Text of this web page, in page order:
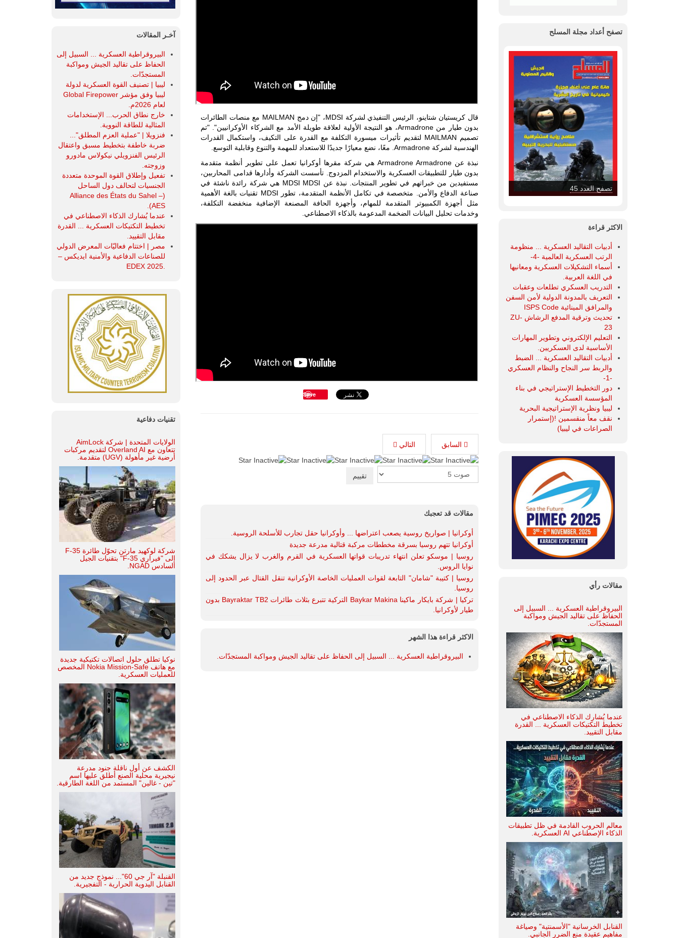
قال كريستيان شتاينو، الرئيس التنفيذي لشركة MDSI، "إن دمج MAILMAN مع منصات الطائرات
بدون طيار من Armadrone، هو النتيجة الأولية لعلاقة طويلة الأمد مع الشركاء الأوكرانيين". "تم
تصميم MAILMAN لتقديم تأثيرات ميسورة التكلفة مع القدرة على التكيف، واستكمال القدرات
الهندسية لشركة Armadrone. معًا، نضع معيارًا جديدًا للاستعداد للمهمة والتنوع وقابلية التوسع.
نبذة عن Armadrone Armadrone هي شركة مقرها أوكرانيا تعمل على تطوير أنظمة متقدمة
بدون طيار للتطبيقات العسكرية والاستخدام المزدوج. تأسست الشركة وأدارها قدامى المحاربين،
مستفيدين من خبراتهم في تطوير المنتجات. نبذة عن MDSI MDSI هي شركة رائدة ناشئة في
صناعة الدفاع والأمن. متخصصة في تكامل الأنظمة المتقدمة، تطور MDSI تقنيات بالغة الأهمية
مثل أجهزة الكمبيوتر المتقدمة للمهام، وأجهزة الحافة المصنعة الإضافية منخفضة التكلفة،
وخدمات تحليل البيانات الضخمة المدعومة بالذكاء الاصطناعي.
Save
السابق التالي
Rate
مقالات قد تعجبك
أوكرانيا | صواريخ روسية يصعب اعتراضها ... وأوكرانيا حقل تجارب للأسلحة الروسية.
أوكرانيا تتهم روسيا بسرقة مخططات مركبة قتالية مدرعة جديدة
روسيا | موسكو تعلن انتهاء تدريبات قواتها العسكرية في القرم والغرب لا يزال يشكك في
نوايا الروس.
روسيا | كتيبة "شامان" التابعة لقوات العمليات الخاصة الأوكرانية تنقل القتال عبر الحدود إلى
روسيا.
تركيا | شركة بايكار ماكينا Baykar Makina التركية تتبرع بثلاث طائرات Bayraktar TB2 بدون
طيار لأوكرانيا.
الاكثر قراءة هذا الشهر
البيروقراطية العسكرية ... السبيل إلى الحفاظ على تقاليد الجيش ومواكبة المستجدّات.
تصفح أعداد مجلة المسلح
تصفح العدد 45
الاكثر قراءة
أدبيات التقاليد العسكرية ... منظومة
الرتب العسكرية العالمية -4-
أسماء التشكيلات العسكرية ومعانيها
في اللغة العربية.
التدريب العسكري تطلعات وعقبات
التعريف بالمدونة الدولية لأمن السفن
والمرافق المينائية ISPS Code
تحديث وترقية المدفع الرشاش ZU-
23
التعليم الإلكتروني وتطوير المهارات
الأساسية لدى العسكريين.
أدبيات التقاليد العسكرية ... الضبط
والربط سر النجاح والنظام العسكري
-1-
دور التخطيط الإستراتيجي في بناء
المؤسسة العسكرية
ليبيا ونظرية الإستراتيجية البحرية
نقف معاً منقسمين !(إستمرار
الصراعات في ليبيا)
مقالات رأي
البيروقراطية العسكرية ... السبيل إلى
الحفاظ على تقاليد الجيش ومواكبة
المستجدّات.
عندما يُشارك الذكاء الاصطناعي في
تخطيط التكتيكات العسكرية ... القدرة
مقابل التقييد.
معالم الحروب القادمة في ظل تطبيقات
الذكاء الإصطناعي AI العسكرية.
القنابل الخرسانية "الأسمنتية" وصياغة
مفاهيم عقيدة منع الضرر الجانبي.
آخـر المقالات
البيروقراطية العسكرية ... السبيل إلى
الحفاظ على تقاليد الجيش ومواكبة
المستجدّات.
ليبيا | تصنيف القوة العسكرية لدولة
ليبيا وفق مؤشر Global Firepower
لعام 2026م.
خارج نطاق الحرب... الإستخدامات
المثالية للطاقة النووية.
فنزويلا | "عملية العزم المطلق"...
ضربة خاطفة بتخطيط مسبق واعتقال
الرئيس الفنزويلي نيكولاس مادورو
وزوجته.
تفعيل وإطلاق القوة الموحدة متعددة
الجنسيات لتحالف دول الساحل
(Alliance des États du Sahel –
AES).
عندما يُشارك الذكاء الاصطناعي في
تخطيط التكتيكات العسكرية ... القدرة
مقابل التقييد.
مصر | اختتام فعاليّات المعرض الدولي
للصناعات الدفاعية والأمنية ايديكس ‒
تقنيات دفاعية
الولايات المتحدة | شركة AimLock
تتعاون مع Overland AI لتقديم مركبات
أرضية غير مأهولة (UGV) متقدمة.
شركة لوكهيد مارتن تحوّل طائرة F-35
إلى "فيراري F-35" بتقنيات الجيل
السادس NGAD.
نوكيا تطلق حلول اتصالات تكتيكية جديدة
مع هاتف Nokia Mission-Safe المخصص
للعمليات العسكرية.
الكشف عن أول ناقلة جنود مدرعة
نيجيرية محلية الصنع أطلق عليها اسم
"تين - غالين" المستمد من اللغة الطارقية.
القنبلة "آر جي 60"... نموذج جديد من
القنابل اليدوية الحرارية - التفجيرية.